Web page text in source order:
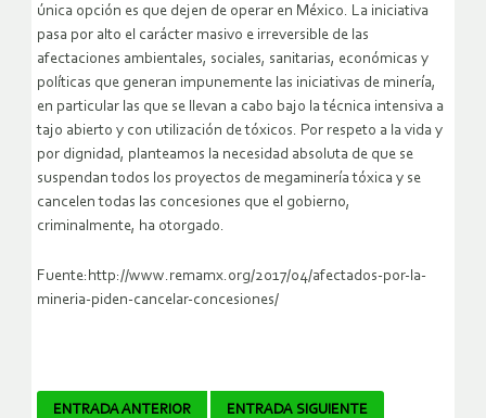
única opción es que dejen de operar en México. La iniciativa
pasa por alto el carácter masivo e irreversible de las
afectaciones ambientales, sociales, sanitarias, económicas y
políticas que generan impunemente las iniciativas de minería,
en particular las que se llevan a cabo bajo la técnica intensiva a
tajo abierto y con utilización de tóxicos. Por respeto a la vida y
por dignidad, planteamos la necesidad absoluta de que se
suspendan todos los proyectos de megaminería tóxica y se
cancelen todas las concesiones que el gobierno,
criminalmente, ha otorgado.
Fuente:http://www.remamx.org/2017/04/afectados-por-la-
mineria-piden-cancelar-concesiones/
ENTRADA ANTERIOR ENTRADA SIGUIENTE